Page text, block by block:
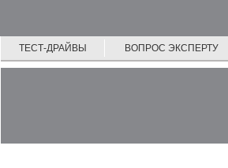
ТЕСТ-ДРАЙВЫ ВОПРОС ЭКСПЕРТУ